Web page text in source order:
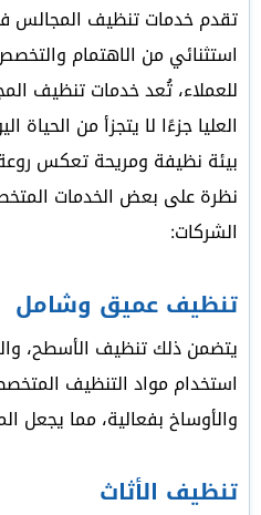
تقدم خدمات تنظيف المجالس
استثنائي من الاهتمام
للعملاء، تُعد خدمات تنظيف
العليا جزءًا لا يتجزأ من
بيئة نظيفة ومريحة تعكس
نظرة على بعض الخدمات
الشركات:
تنظيف عميق وشامل
يتضمن ذلك تنظيف الأسطح،
استخدام مواد التنظيف
والأوساخ بفعالية، مما يجعل
تنظيف الأثاث